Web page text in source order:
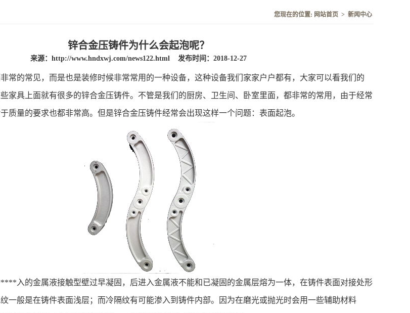
您现在的位置: 网站首页 > 新闻中心
锌合金压铸件为什么会起泡呢？
来源： http://www.hndxwj.com/news122.html 发布时间：2018-12-27
常的常见，而是也是装修时候非常常用的一种设备，这种设备我们家家户户都有，大家可以看我们的
家具上面就有很多的锌合金压铸件。不管是我们的厨房、卫生间、卧室里面，都非常的常用，由于经常
质量的要求也都非常高。但是锌合金压铸件经常会出现这样一个问题：表面起泡。
入的金属液接触型壁过早凝固，后进入金属液不能和已凝固的金属层熔为一体，在铸件表面对接处形
一般是在铸件表面浅层；而冷隔纹有可能渗入到铸件内部。因为在磨光或抛光时会用一些辅助材料